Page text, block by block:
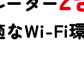
なWi-Fi